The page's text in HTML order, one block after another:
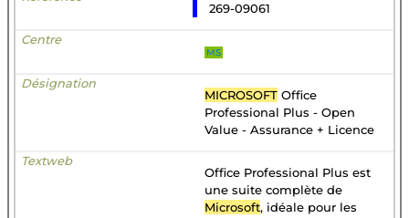
269-09061
MS
MICROSOFT Office
Professional Plus - Open
Value - Assurance + Licence
Office Professional Plus est
une suite complète de
Microsoft, idéale pour les